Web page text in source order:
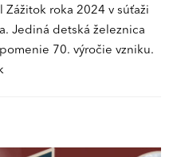
Zážitok roka 2024 v súťaži
Jediná detská železnica
70. výročie vzniku.